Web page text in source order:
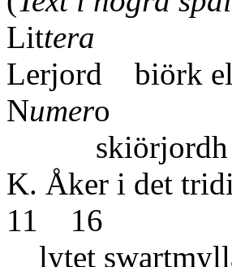
Littera
Lerjord biörk el
Numer
skiörjordh
K. Åker i det
11 16
lytet